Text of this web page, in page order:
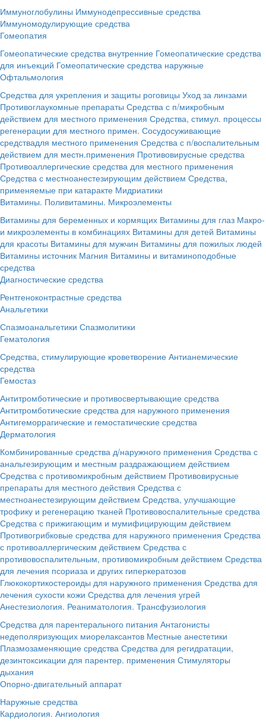
Иммуноглобулины Иммунодепрессивные средства
Иммуномодулирующие средства
Гомеопатия
Гомеопатические средства внутренние Гомеопатические средства
для инъекций Гомеопатические средства наружные
Офтальмология
Средства для укрепления и защиты роговицы Уход за линзами
Противоглаукомные препараты Средства с п/микробным
действием для местного применения Средства, стимул. процессы
регенерации для местного примен. Сосудосуживающие
средствадля местного применения Средства с п/воспалительным
действием для местн.применения Противовирусные средства
Противоаллергические средства для местного применения
Средства с местноанестезирующим действием Средства,
применяемые при катаракте Мидриатики
Витамины. Поливитамины. Микроэлементы
Витамины для беременных и кормящих Витамины для глаз Макро-
и микроэлементы в комбинациях Витамины для детей Витамины
для красоты Витамины для мужчин Витамины для пожилых людей
Витамины источник Магния Витамины и витаминоподобные
средства
Диагностические средства
Рентгеноконтрастные средства
Анальгетики
Спазмоанальгетики Спазмолитики
Гематология
Средства, стимулирующие кроветворение Антианемические
средства
Гемостаз
Антитромботические и противосвертывающие средства
Антитромботические средства для наружного применения
Антигеморрагические и гемостатические средства
Дерматология
Комбинированные средства д/наружного применения Средства с
анальгезирующим и местным раздражающием действием
Средства с противомикробным действием Противовирусные
препараты для местного действия Средства с
местноанестезирующим действием Средства, улучшающие
трофику и регенерацию тканей Противовоспалительные средства
Средства с прижигающим и мумифицирующим действием
Противогрибковые средства для наружного применения Средства
с противоаллергическим действием Средства с
противовоспалительным, противомикробным действием Средства
для лечения псориаза и других гиперкератозов
Глюкокортикостероиды для наружного применения Средства для
лечения сухости кожи Средства для лечения угрей
Анестезиология. Реаниматология. Трансфузиология
Средства для парентерального питания Антагонисты
недеполяризующих миорелаксантов Местные анестетики
Плазмозаменяющие средства Средства для регидратации,
дезинтоксикации для парентер. применения Стимуляторы
дыхания
Опорно-двигательный аппарат
Наружные средства
Кардиология. Ангиология